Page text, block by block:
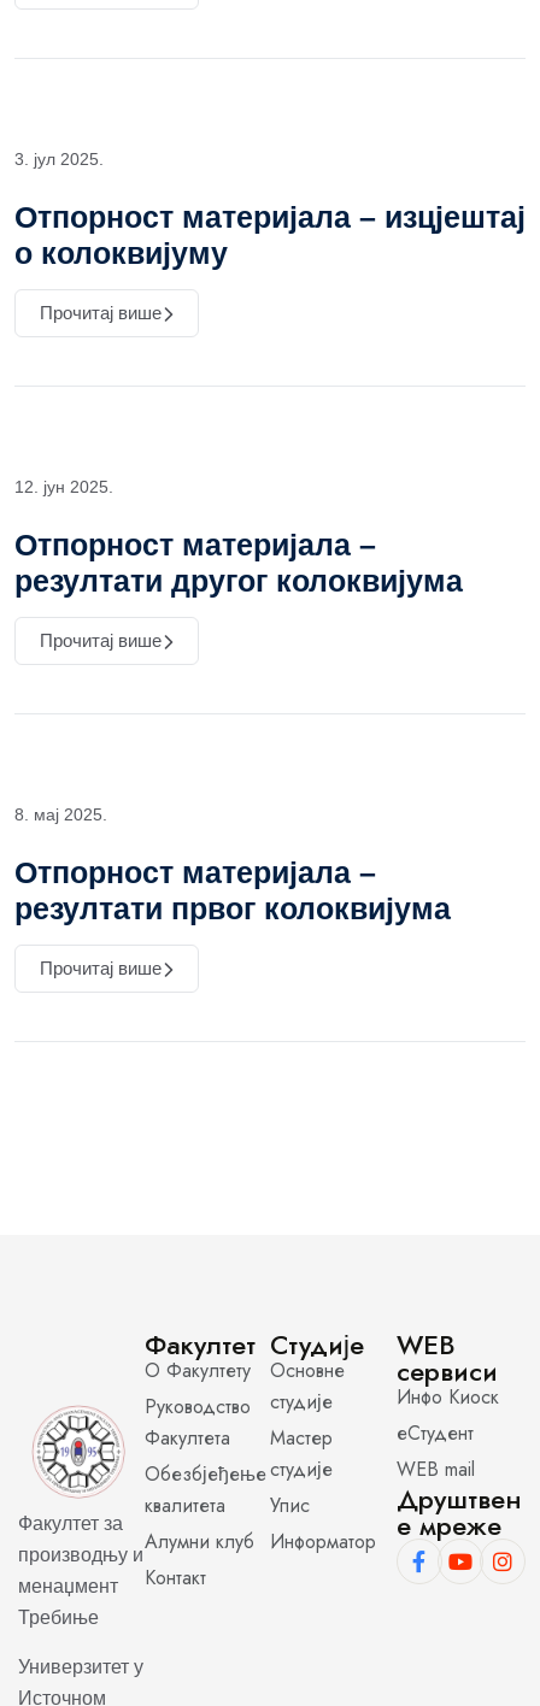
3. јул 2025.
Отпорност материјала – изцјештај
о колоквијуму
Прочитај више
12. јун 2025.
Отпорност материјала –
резултати другог колоквијума
Прочитај више
8. мај 2025.
Отпорност материјала –
резултати првог колоквијума
Прочитај више
Факултет за
производњу и
менаџмент
Требиње
Универзитет у
Источном
Факултет
О Факултету
Руководство
Факултета
Обезбјеђење
квалитета
Алумни клуб
Контакт
Студије
Основне
студије
Мастер
студије
Упис
Информатор
WEB
сервиси
Инфо Киоск
еСтудент
WEB mail
Друштвен
е мреже